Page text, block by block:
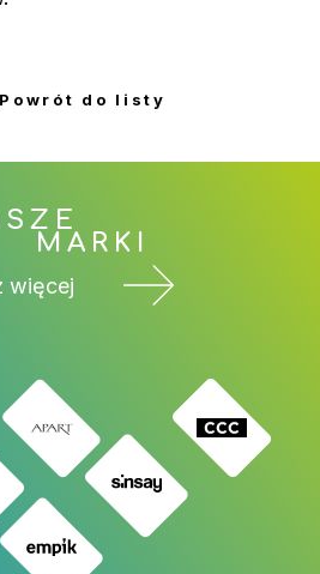
Powrót do listy
MARKI
więcej